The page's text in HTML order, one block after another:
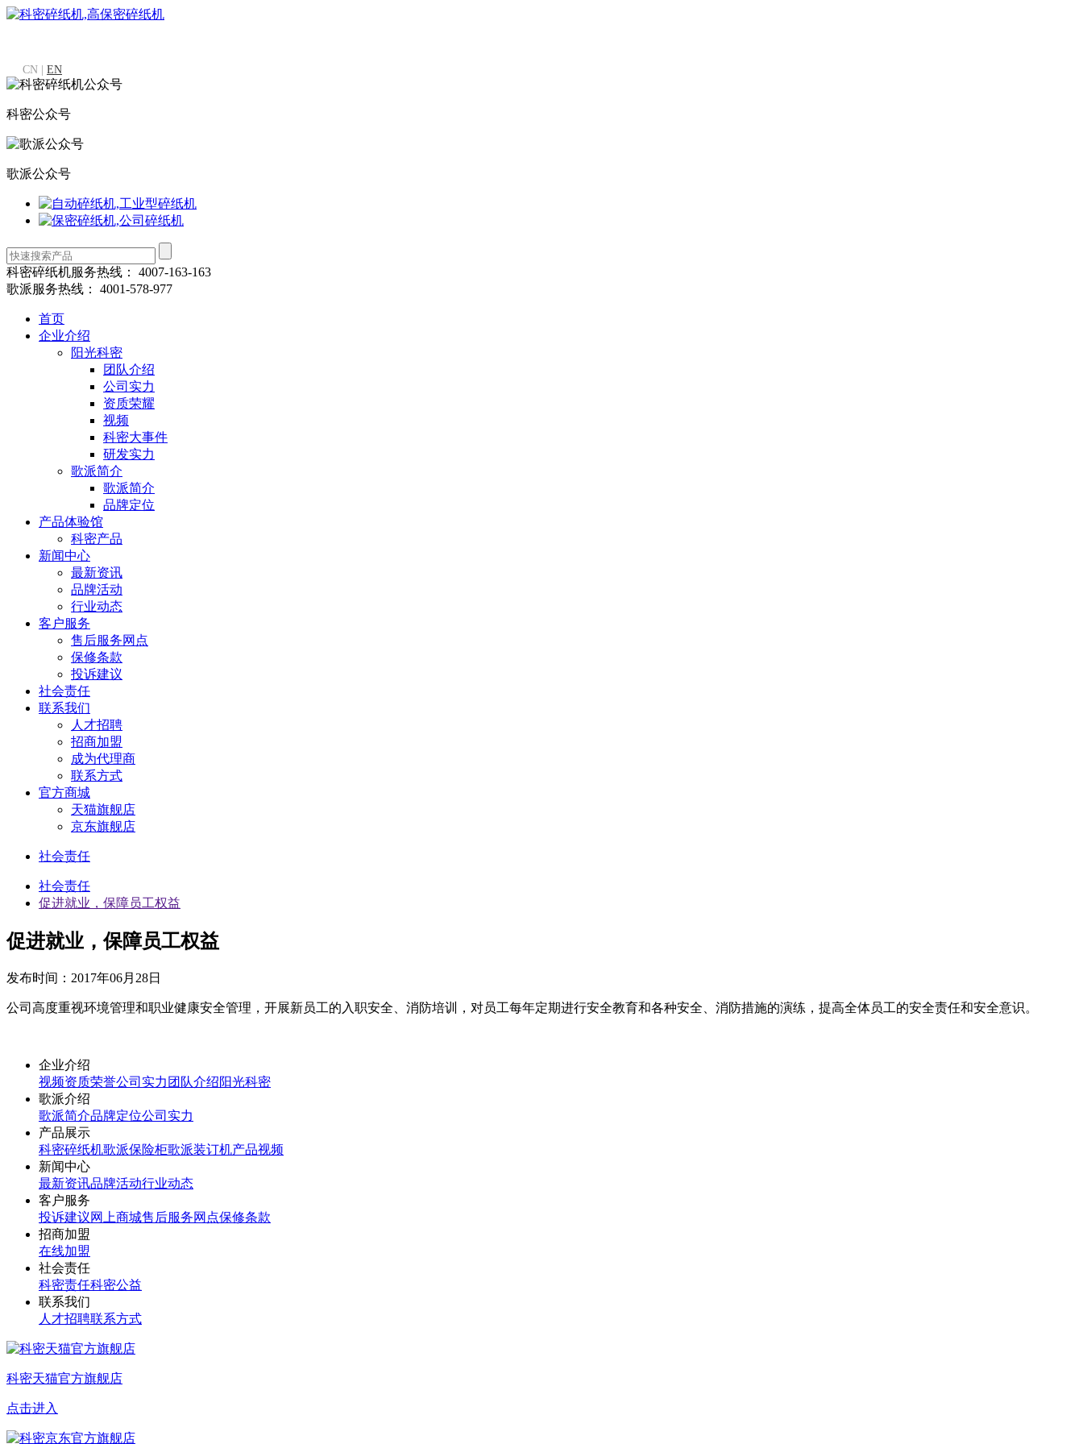
CN | EN
科密公众号
歌派公众号
科密碎纸机服务热线：
4007-163-163
歌派服务热线：
4001-578-977
首页
企业介绍
阳光科密
团队介绍
公司实力
资质荣耀
视频
科密大事件
研发实力
歌派简介
歌派简介
品牌定位
产品体验馆
科密产品
新闻中心
最新资讯
品牌活动
行业动态
客户服务
售后服务网点
保修条款
投诉建议
社会责任
联系我们
人才招聘
招商加盟
成为代理商
联系方式
官方商城
天猫旗舰店
京东旗舰店
社会责任
社会责任
促进就业，保障员工权益
促进就业，保障员工权益
发布时间： 2017年06月28日
公司高度重视环境管理和职业健康安全管理，开展新员工的入职安全、消防培训，对员工每年定期进行安全教育和各种安全、消防措施的演练，提高全体员工的安全责任和安全意识。
企业介绍
视频资质荣誉公司实力 团队介绍阳光科密
歌派介绍
歌派简介品牌定位公司实力
产品展示
科密碎纸机歌派保险柜歌派装订机产品视频
新闻中心
最新资讯品牌活动行业动态
客户服务
投诉建议网上商城售后服务网点保修条款
招商加盟
在线加盟
社会责任
科密责任科密公益
联系我们
人才招聘联系方式
科密天猫官方旗舰店
点击进入